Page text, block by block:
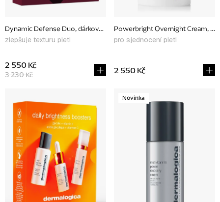
u
k
ů
Dynamic Defense Duo, dárkové balení
zlepšuje texturu pleti
3 230 Kč
2 550 Kč
Powerbright Overnight Cream,
pro sjednocení pleti
2 550 Kč
Novinka